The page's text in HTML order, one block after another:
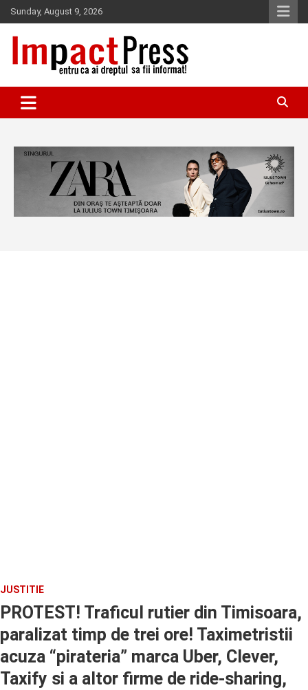
Skip
to
content
Sunday, August 9, 2026
IMPACTPRESS
JUSTITIE
PROTEST! Traficul rutier din Timisoara,
paralizat timp de trei ore! Taximetristii
acuza “pirateria” marca Uber, Clever,
Taxify si a altor firme de ride-sharing,